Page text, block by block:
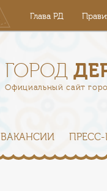
Глава РД
ГОРОД
Официальный сайт
ВАКАНСИИ